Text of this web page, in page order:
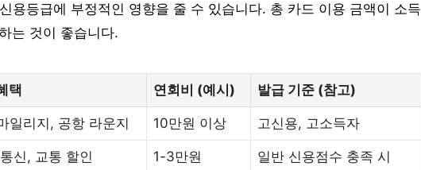
용등급에 부정적인 영향을 줄 수 있습니다. 총 카드 이용 금액이 소득
는 것이 좋습니다.
택 연회비 (예시) 발급 기준 (참고)
일리지, 공항 라운지 10만원 이상 고신용, 고소득자
신, 교통 할인 1-3만원 일반 신용점수 충족 시